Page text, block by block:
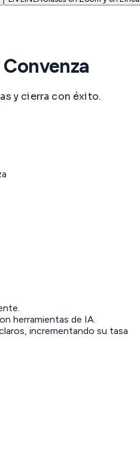
y cierra con éxito.
herramientas de IA.
incrementando su tasa